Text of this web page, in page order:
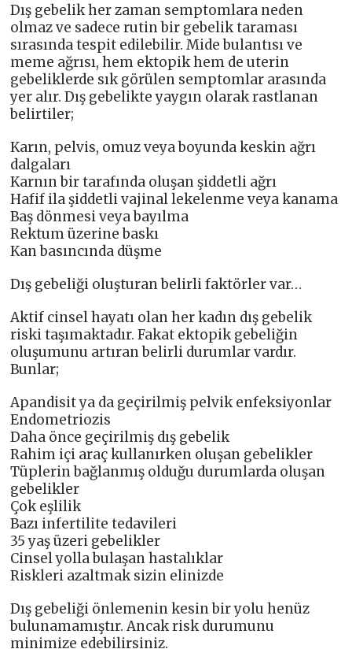
Dış gebelik her zaman semptomlara neden
olmaz ve sadece rutin bir gebelik taraması
sırasında tespit edilebilir. Mide bulantısı ve
meme ağrısı, hem ektopik hem de uterin
gebeliklerde sık görülen semptomlar arasında
yer alır. Dış gebelikte yaygın olarak rastlanan
belirtiler;
Karın, pelvis, omuz veya boyunda keskin ağrı
dalgaları
Karnın bir tarafında oluşan şiddetli ağrı
Hafif ila şiddetli vajinal lekelenme veya kanama
Baş dönmesi veya bayılma
Rektum üzerine baskı
Kan basıncında düşme
Dış gebeliği oluşturan belirli faktörler var…
Aktif cinsel hayatı olan her kadın dış gebelik
riski taşımaktadır. Fakat ektopik gebeliğin
oluşumunu artıran belirli durumlar vardır.
Bunlar;
Apandisit ya da geçirilmiş pelvik enfeksiyonlar
Endometriozis
Daha önce geçirilmiş dış gebelik
Rahim içi araç kullanırken oluşan gebelikler
Tüplerin bağlanmış olduğu durumlarda oluşan
gebelikler
Çok eşlilik
Bazı infertilite tedavileri
35 yaş üzeri gebelikler
Cinsel yolla bulaşan hastalıklar
Riskleri azaltmak sizin elinizde
Dış gebeliği önlemenin kesin bir yolu henüz
bulunamamıştır. Ancak risk durumunu
minimize edebilirsiniz.